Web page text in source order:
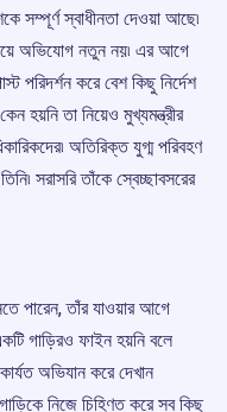
সম্পূর্ণ স্বাধীনতা দেওয়া আছে৷
অভিযোগ নতুন নয়৷ এর আগে
পরিদর্শন করে বেশ কিছু নির্দেশ
হয়নি তা নিয়েও মুখ্যমন্ত্রীর
অতিরিক্ত যুগ্ম পরিবহণ
সরাসরি তাঁকে স্বেচ্ছাবসরের
পারেন, তাঁর যাওয়ার আগে
গাড়িরও ফাইন হয়নি বলে
অভিযান করে দেখান
গাড়িকে নিজে চিহ্ণিত করে সব কিছু